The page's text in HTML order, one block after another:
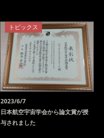
トピックス
2023/6/7
日本航空宇宙学会から論文賞が授
与されました